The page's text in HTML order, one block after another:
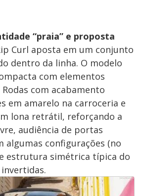
“praia” e proposta
Curl aposta em um conjunto
dentro da linha. O modelo
com elementos
com acabamento
em amarelo na carroceria e
lona retrátil, reforçando a
audiência de portas
algumas configurações (no
estrutura simétrica típica do